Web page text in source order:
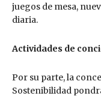
juegos de mesa,
diaria.
Actividades de
Por su parte, la
Sostenibilidad